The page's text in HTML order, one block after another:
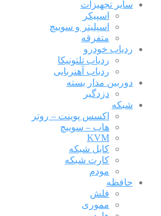
سایر تجهیزات
اسپیکر
اسپلیتر و سوییچ
متفرقه
ردیاب خودرو
ردیاب تلتونیکا
ردیاب آهنربایی
دوربین مدار بسته
دزدگیر
شبکه
اکسس پوینت – روتر
هاب – سوییچ
KVM
کابل شبکه
کارت شبکه
مودم
حافظه
فلش
مموری